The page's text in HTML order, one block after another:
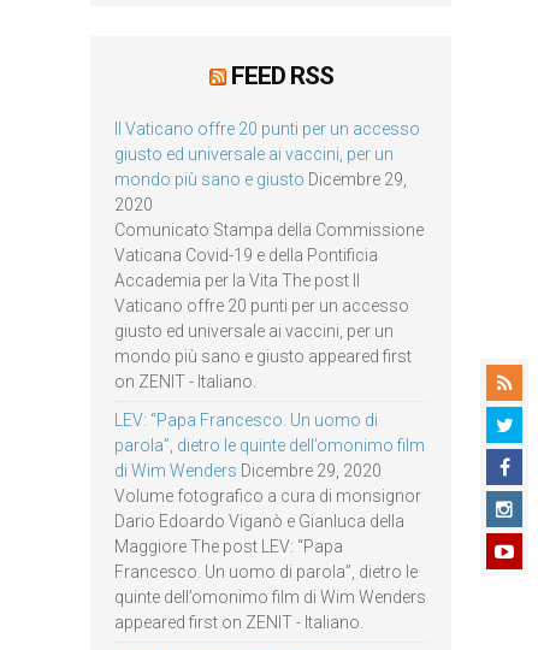
FEED RSS
Il Vaticano offre 20 punti per un accesso
giusto ed universale ai vaccini, per un
mondo più sano e giusto Dicembre 29,
2020
Comunicato Stampa della Commissione
Vaticana Covid-19 e della Pontificia
Accademia per la Vita The post Il
Vaticano offre 20 punti per un accesso
giusto ed universale ai vaccini, per un
mondo più sano e giusto appeared first
on ZENIT - Italiano.
LEV: “Papa Francesco. Un uomo di
parola”, dietro le quinte dell’omonimo film
di Wim Wenders Dicembre 29, 2020
Volume fotografico a cura di monsignor
Dario Edoardo Viganò e Gianluca della
Maggiore The post LEV: “Papa
Francesco. Un uomo di parola”, dietro le
quinte dell’omonimo film di Wim Wenders
appeared first on ZENIT - Italiano.